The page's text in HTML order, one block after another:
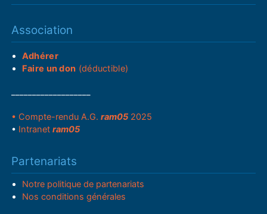
Association
Adhérer
Faire un don (déductible)
• Compte-rendu A.G.ram05 2025
• Intranetram05
Partenariats
Notre politique de partenariats
Nos conditions générales